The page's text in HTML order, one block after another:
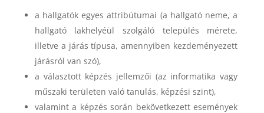
a hallgatók egyes attribútumai (a hallgató neme, a
hallgató lakhelyéül szolgáló település mérete,
illetve a járás típusa, amennyiben kezdeményezett
járásról van szó),
a választott képzés jellemzői (az informatika vagy
műszaki területen való tanulás, képzési szint),
valamint a képzés során bekövetkezett események